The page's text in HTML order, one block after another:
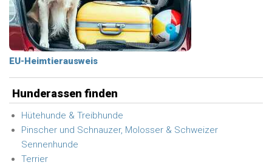
EU-Heimtierausweis
Hunderassen finden
Hütehunde & Treibhunde
Pinscher und Schnauzer, Molosser & Schweizer
Sennenhunde
Terrier